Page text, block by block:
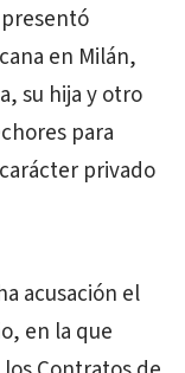
en Milán,
su hija y otro
para
privado
acusación el
en la que